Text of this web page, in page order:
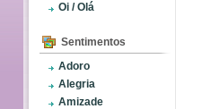
Oi / Olá
Sentimentos
Adoro
Alegria
Amizade